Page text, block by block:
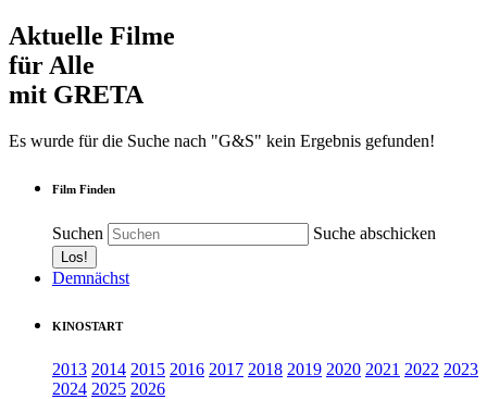
Aktuelle Filme
für Alle
mit GRETA
Es wurde für die Suche nach "G&S" kein Ergebnis gefunden!
Film Finden
Suchen Suche abschicken
Demnächst
KINOSTART
2013 2014 2015 2016 2017 2018 2019 2020 2021 2022 2023
2024 2025 2026